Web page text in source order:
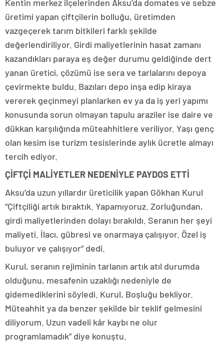
Kentin merkez ilçelerinden Aksu’da domates ve sebze
üretimi yapan çiftçilerin bolluğu, üretimden
vazgeçerek tarım bitkileri farklı şekilde
değerlendiriliyor. Girdi maliyetlerinin hasat zamanı
kazandıkları paraya eş değer durumu geldiğinde dert
yanan üretici, çözümü ise sera ve tarlalarını depoya
çevirmekte buldu. Bazıları depo inşa edip kiraya
vererek geçinmeyi planlarken ev ya da iş yeri yapımı
konusunda sorun olmayan tapulu araziler ise daire ve
dükkan karşılığında müteahhitlere veriliyor. Yaşı genç
olan kesim ise turizm tesislerinde aylık ücretle almayı
tercih ediyor.
ÇİFTÇİ MALİYETLER NEDENİYLE PAYDOS ETTİ
Aksu’da uzun yıllardır üreticilik yapan Gökhan Kurul
“Çiftçiliği artık bıraktık. Yapamıyoruz. Zorluğundan,
girdi maliyetlerinden dolayı bırakıldı. Seranın her şeyi
maliyeti. İlacı, gübresi ve onarmaya çalışıyor. Özel iş
buluyor ve çalışıyor” dedi.
Kurul, seranın rejiminin tarlanın artık atıl durumda
olduğunu, mesafenin uzaklığı nedeniyle de
gidemediklerini söyledi. Kurul, Boşluğu bekliyor.
Müteahhit ya da benzer şekilde bir teklif gelmesini
diliyorum. Uzun vadeli kâr kaybı ne olur
programlamadık” diye konuştu.